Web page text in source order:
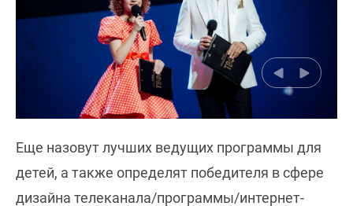
Еще назовут лучших ведущих программы для
детей, а также определят победителя в сфере
дизайна телеканала/программы/интернет-